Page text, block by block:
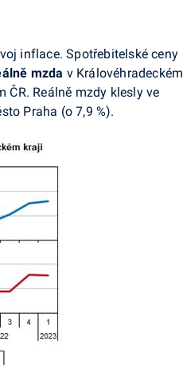
inflace. Spotřebitelské ceny
mzda v Královéhradeckém
ČR. Reálně mzdy klesly ve
Praha (o 7,9 %).